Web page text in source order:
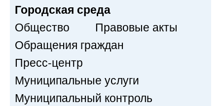
Городская среда
Общество
Правовые акты
Обращения граждан
Пресс-центр
Муниципальные услуги
Муниципальный контроль